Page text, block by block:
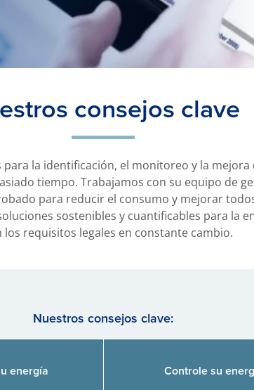
consejos clave
la identificación, el monitoreo y la
tiempo. Trabajamos con su equipo de
para reducir el consumo y mejorar
sostenibles y cuantificables para la
requisitos legales en constante cambio.
Nuestros consejos clave:
energía Controle su